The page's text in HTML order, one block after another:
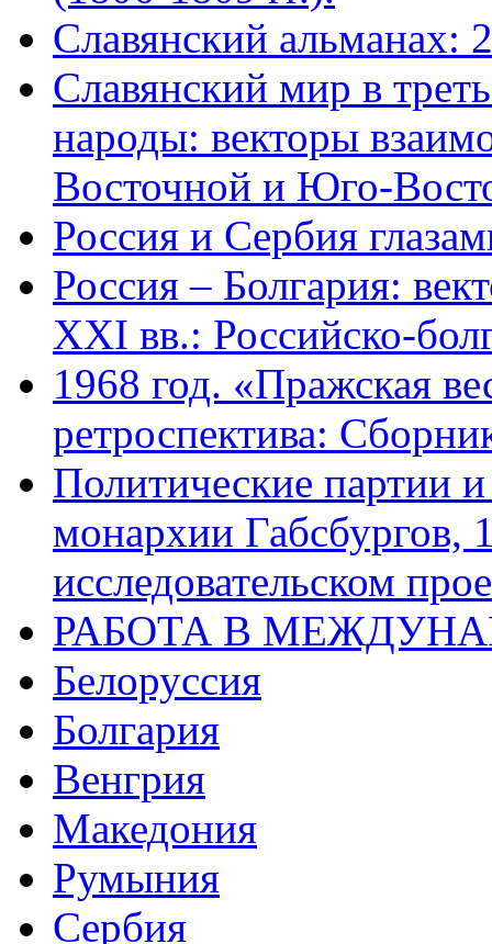
Славянский альманах:
Славянский мир в
народы: векторы
Восточной и Юго-
Россия и Сербия
Россия – Болгария:
XXI вв.: Российско-
1968 год. «Пражская
ретроспектива:
Политические партии
монархии Габсбургов,
исследовательском
РАБОТА В
Белоруссия
Болгария
Венгрия
Македония
Румыния
Сербия